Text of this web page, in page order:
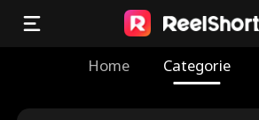
Home Categorie